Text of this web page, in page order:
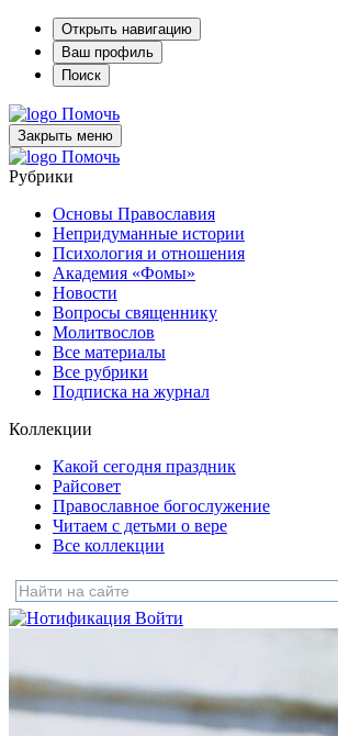
Открыть навигацию
Ваш профиль
Поиск
Помочь
Закрыть меню
Помочь
Рубрики
Основы Православия
Непридуманные истории
Психология и отношения
Академия «Фомы»
Новости
Вопросы священнику
Молитвослов
Все материалы
Все рубрики
Подписка на журнал
Коллекции
Какой сегодня праздник
Райсовет
Православное богослужение
Читаем с детьми о вере
Все коллекции
Войти